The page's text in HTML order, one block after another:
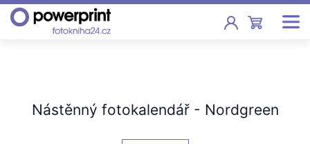
Fotoknihy
Nástěnný fotokalendář - Nordgreen